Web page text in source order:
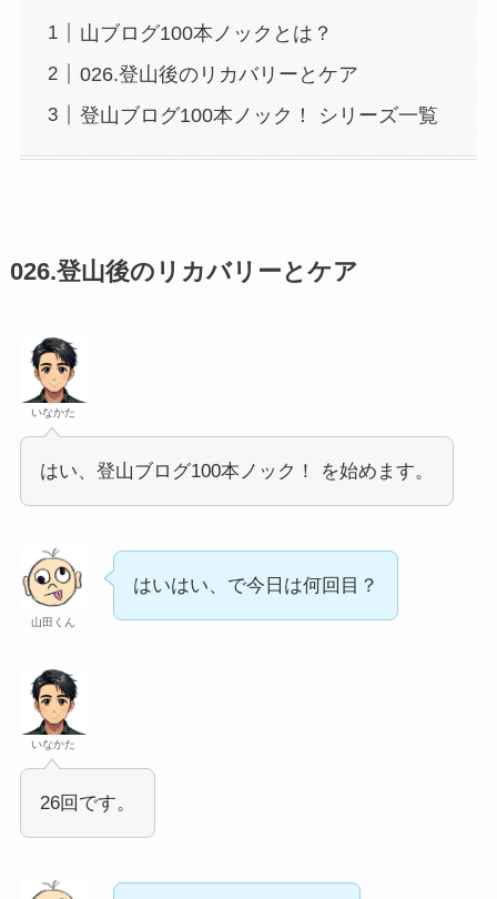
山ブログ100本ノックとは？
026.登山後のリカバリーとケア
登山ブログ100本ノック！ シリーズ一覧
026.登山後のリカバリーとケア
いなかた
はい、登山ブログ100本ノック！ を始めます。
山田くん
はいはい、で今日は何回目？
いなかた
26回です。